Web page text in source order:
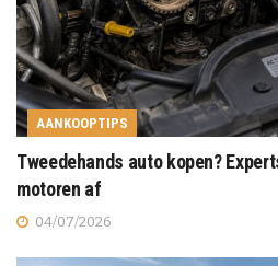
AANKOOPTIPS
Tweedehands auto kopen?
motoren af
04/07/2026